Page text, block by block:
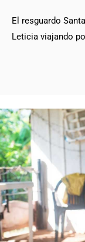
El resguardo
Leticia viajando